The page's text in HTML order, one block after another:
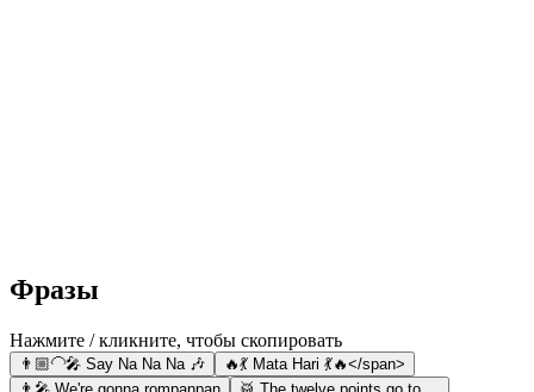
Фразы
Нажмите / кликните, чтобы скопировать
👨🏼‍🦲🎤 Say Na Na Na 🎶
🔥💃 Mata Hari 💃🔥</span>
👨‍🎤 We're gonna rompanpan
🥁 The twelve points go to ...